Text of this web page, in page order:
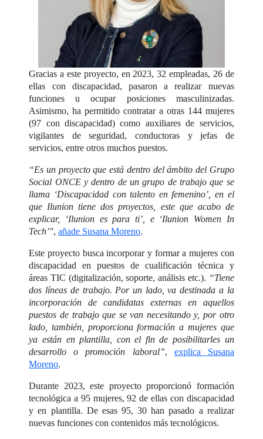
Gracias a este proyecto, en 2023, 32 empleadas, 26 de
ellas con discapacidad, pasaron a realizar nuevas
funciones u ocupar posiciones masculinizadas.
Asimismo, ha permitido contratar a otras 144 mujeres
(97 con discapacidad) como auxiliares de servicios,
vigilantes de seguridad, conductoras y jefas de
servicios, entre otros muchos puestos.
“Es un proyecto que está dentro del ámbito del Grupo
Social ONCE y dentro de un grupo de trabajo que se
llama ‘Discapacidad con talento en femenino’, en el
que Ilunion tiene dos proyectos, este que acabo de
explicar, ‘Ilunion es para ti’, e ‘Ilunion Women In
Tech’",añade Susana Moreno.
Este proyecto busca incorporar y formar a mujeres con
discapacidad en puestos de cualificación técnica y
áreas TIC (digitalización, soporte, análisis etc.). “Tiene
dos líneas de trabajo. Por un lado, va destinada a la
incorporación de candidatas externas en aquellos
puestos de trabajo que se van necesitando y, por otro
lado, también, proporciona formación a mujeres que
ya están en plantilla, con el fin de posibilitarles un
desarrollo o promoción laboral”, explica Susana
Moreno.
Durante 2023, este proyecto proporcionó formación
tecnológica a 95 mujeres, 92 de ellas con discapacidad
y en plantilla. De esas 95, 30 han pasado a realizar
nuevas funciones con contenidos más tecnológicos.